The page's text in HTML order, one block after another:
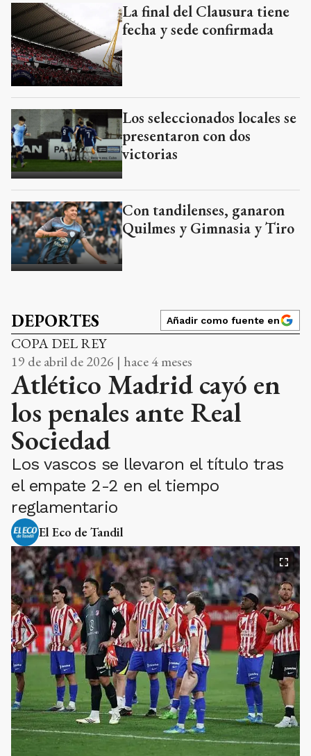
La final del Clausura tiene
fecha y sede confirmada
Los seleccionados locales se
presentaron con dos
victorias
Con tandilenses, ganaron
Quilmes y Gimnasia y Tiro
DEPORTES Añadir como fuente en
COPA DEL REY
19 de abril de 2026 | hace 4 meses
Atlético Madrid cayó en
los penales ante Real
Sociedad
Los vascos se llevaron el título tras
el empate 2-2 en el tiempo
reglamentario
El Eco de Tandil